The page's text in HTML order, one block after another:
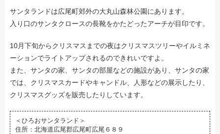
サンタランドは広尾町郊外の大丸山森林公園にあります。
入り口のサンタクロースの長靴をかたどったアーチが目印です。
10月下旬からクリスマスまでの夜はクリスマスツリーやイルミネ
ーションでライトアップされるのできれいですよ。
また、サンタの家、サンタの部屋などの施設があり、サンタの家
では、クリスマスカードやキャンドル、人形などの展示したり、
クリスマスグッズを販売したりしています。
＜ひろおサンタランド＞
住所：北海道広尾郡広尾町広尾６８９